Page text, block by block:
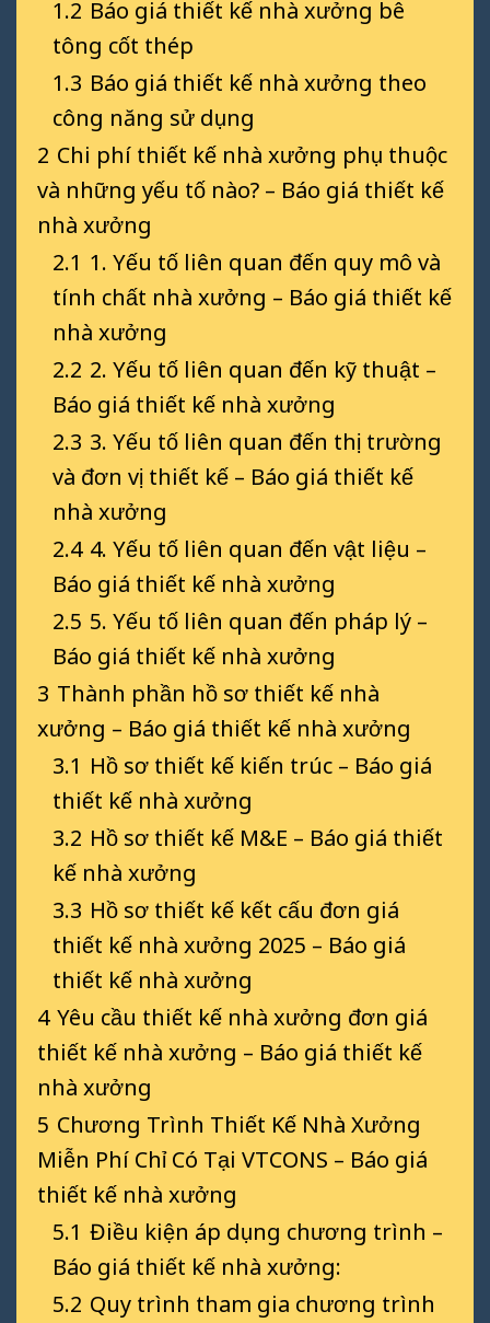
1.2 Báo giá thiết kế nhà xưởng bê
tông cốt thép
1.3 Báo giá thiết kế nhà xưởng theo
công năng sử dụng
2 Chi phí thiết kế nhà xưởng phụ thuộc
và những yếu tố nào? – Báo giá thiết kế
nhà xưởng
2.1 1. Yếu tố liên quan đến quy mô và
tính chất nhà xưởng – Báo giá thiết kế
nhà xưởng
2.2 2. Yếu tố liên quan đến kỹ thuật –
Báo giá thiết kế nhà xưởng
2.3 3. Yếu tố liên quan đến thị trường
và đơn vị thiết kế – Báo giá thiết kế
nhà xưởng
2.4 4. Yếu tố liên quan đến vật liệu –
Báo giá thiết kế nhà xưởng
2.5 5. Yếu tố liên quan đến pháp lý –
Báo giá thiết kế nhà xưởng
3 Thành phần hồ sơ thiết kế nhà
xưởng – Báo giá thiết kế nhà xưởng
3.1 Hồ sơ thiết kế kiến trúc – Báo giá
thiết kế nhà xưởng
3.2 Hồ sơ thiết kế M&E – Báo giá thiết
kế nhà xưởng
3.3 Hồ sơ thiết kế kết cấu đơn giá
thiết kế nhà xưởng 2025 – Báo giá
thiết kế nhà xưởng
4 Yêu cầu thiết kế nhà xưởng đơn giá
thiết kế nhà xưởng – Báo giá thiết kế
nhà xưởng
5 Chương Trình Thiết Kế Nhà Xưởng
Miễn Phí Chỉ Có Tại VTCONS – Báo giá
thiết kế nhà xưởng
5.1 Điều kiện áp dụng chương trình –
Báo giá thiết kế nhà xưởng:
5.2 Quy trình tham gia chương trình